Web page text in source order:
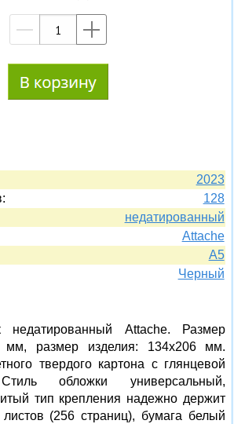
—
2023
128
недатированный
Attache
A5
Черный
недатированный Attache. Размер
мм, размер изделия: 134x206 мм.
твердого картона с глянцевой
обложки универсальный,
тип крепления надежно держит
(256 страниц), бумага белый